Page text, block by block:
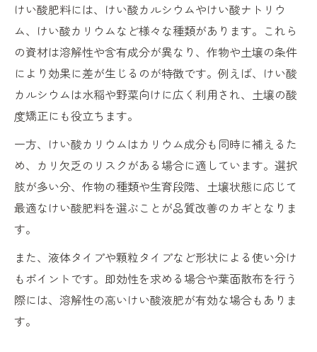
けい酸肥料には、けい酸カルシウムやけい酸ナトリウ
ム、けい酸カリウムなど様々な種類があります。これら
の資材は溶解性や含有成分が異なり、作物や土壌の条件
により効果に差が生じるのが特徴です。例えば、けい酸
カルシウムは水稲や野菜向けに広く利用され、土壌の酸
度矯正にも役立ちます。
一方、けい酸カリウムはカリウム成分も同時に補えるた
め、カリ欠乏のリスクがある場合に適しています。選択
肢が多い分、作物の種類や生育段階、土壌状態に応じて
最適なけい酸肥料を選ぶことが品質改善のカギとなりま
す。
また、液体タイプや顆粒タイプなど形状による使い分け
もポイントです。即効性を求める場合や葉面散布を行う
際には、溶解性の高いけい酸液肥が有効な場合もありま
す。